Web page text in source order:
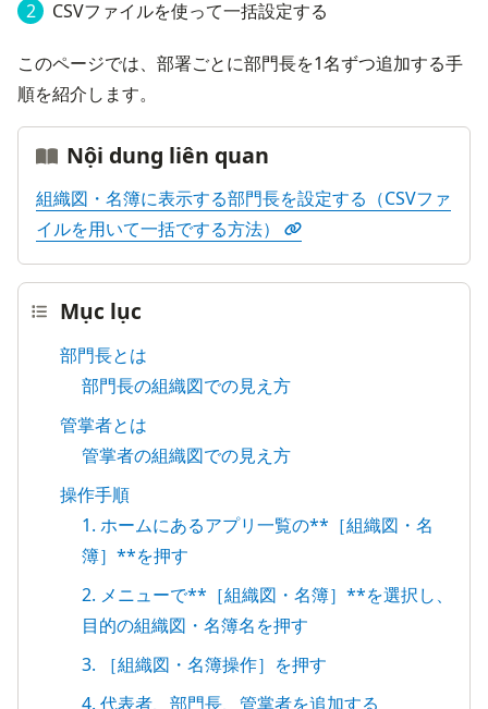
CSVファイルを使って一括設定する
このページでは、部署ごとに部門長を1名ずつ追加する手
順を紹介します。
Nội dung liên quan
組織図・名簿に表示する部門長を設定する（CSVファ
イルを用いて一括でする方法）
Mục lục
部門長とは
部門長の組織図での見え方
管掌者とは
管掌者の組織図での見え方
操作手順
1. ホームにあるアプリ一覧の**［組織図・名
簿］**を押す
2. メニューで**［組織図・名簿］**を選択し、
目的の組織図・名簿名を押す
3. ［組織図・名簿操作］を押す
4. 代表者、部門長、管掌者を追加する